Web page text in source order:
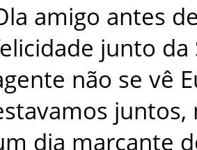
amigo antes
junto da
não se vê
juntos,
dia marcante